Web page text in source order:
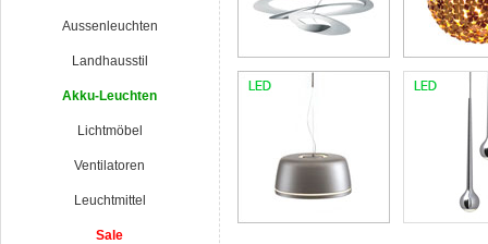
Aussenleuchten
Landhausstil
Akku-Leuchten
Lichtmöbel
Ventilatoren
Leuchtmittel
Sale